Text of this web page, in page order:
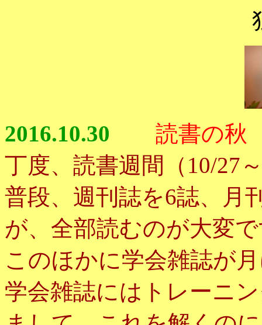
2016.10.30
読書の秋
丁度、読書週間（10/27
普段、週刊誌を6誌、月
が、全部読むのが大変
このほかに学会雑誌が
学会雑誌にはトレーニ